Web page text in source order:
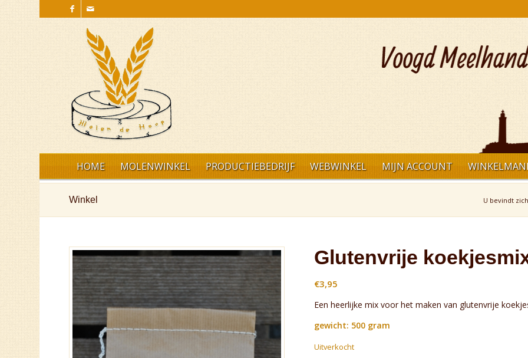
HOME MOLENWINKEL PRODUCTIEBEDRIJF WEBWINKEL MIJN ACCOUNT
Winkel U bevindt
Glutenvrije
€3,95
Een heerlijke mix voor het maken van glutenvrije
gewicht: 500 gram
Uitverkocht